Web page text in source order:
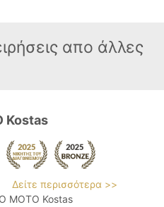
απο άλλες
Kostas
Δείτε περισσότερα >>
MOTO Kostas